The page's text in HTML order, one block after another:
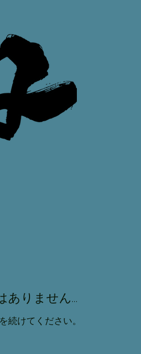
ありません…
続けてください。